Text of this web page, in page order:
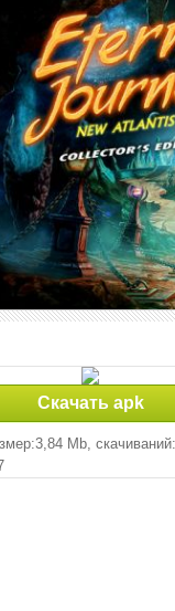
Скачать apk
Mb, cкачиваний: